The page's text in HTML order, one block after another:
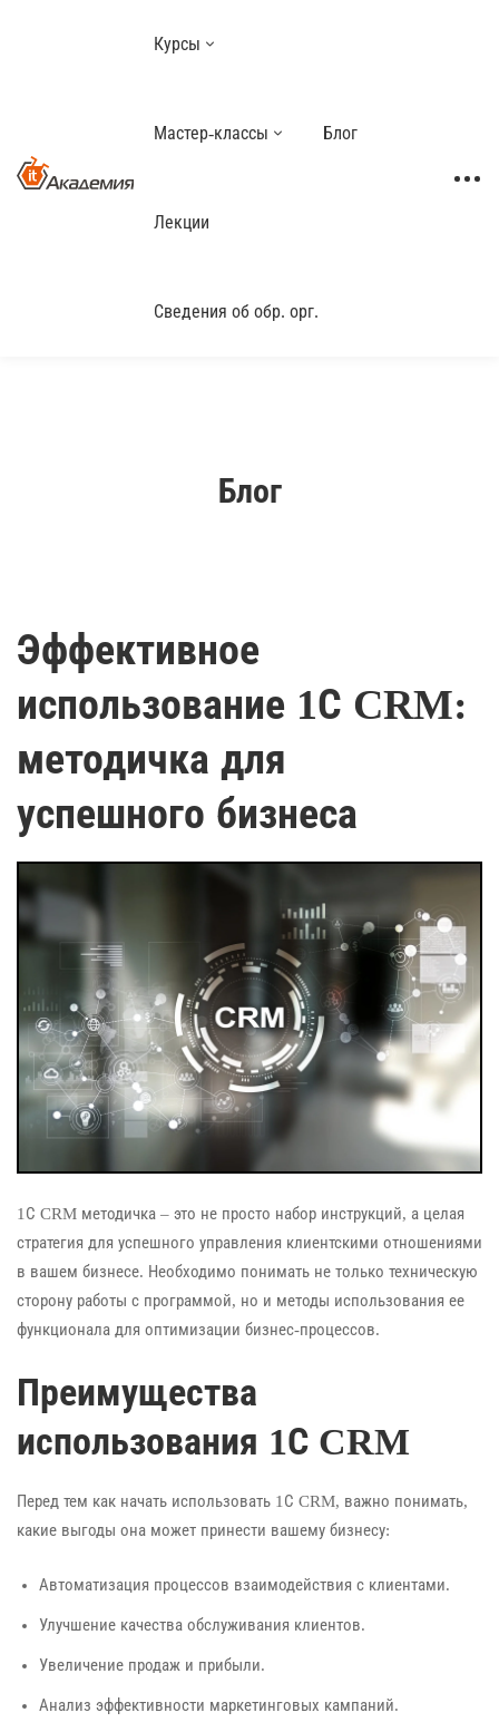
Курсы
Мастер-классы Блог
Лекции
Сведения об обр. орг.
Блог
Эффективное
использование 1С CRM:
методичка для
успешного бизнеса
1С CRM методичка – это не просто набор инструкций, а целая
стратегия для успешного управления клиентскими отношениями
в вашем бизнесе. Необходимо понимать не только техническую
сторону работы с программой, но и методы использования ее
функционала для оптимизации бизнес-процессов.
Преимущества
использования 1С CRM
Перед тем как начать использовать 1С CRM, важно понимать,
какие выгоды она может принести вашему бизнесу:
Автоматизация процессов взаимодействия с клиентами.
Улучшение качества обслуживания клиентов.
Увеличение продаж и прибыли.
Анализ эффективности маркетинговых кампаний.